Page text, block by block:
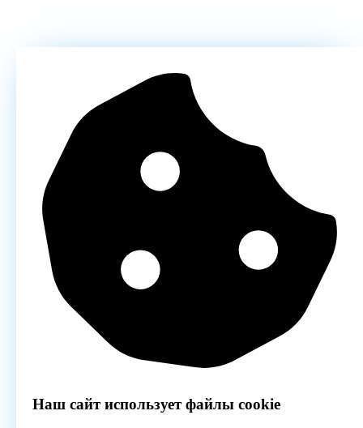
Наш сайт использует файлы cookie